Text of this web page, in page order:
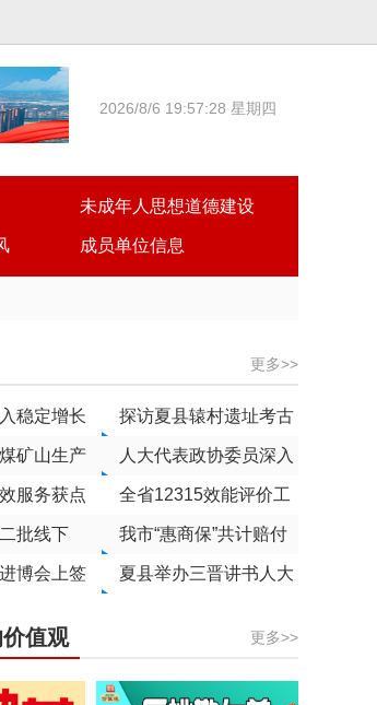
2026/8/6 19:57:29 星期四
未成年人思想道德建设
成员单位信息
更多>>
稳定增长 探访夏县辕村遗址考古
发掘现场
矿山生产
演练
人大代表政协委员深入
一线看供热
服务获点 全省12315效能评价工
作暨观摩运城消费维权
服务站座谈会召开
批线下
诺单位名
我市“惠商保”共计赔付
320户，金额136万元
博会上签 夏县举办三晋讲书人大
值观 更多>>